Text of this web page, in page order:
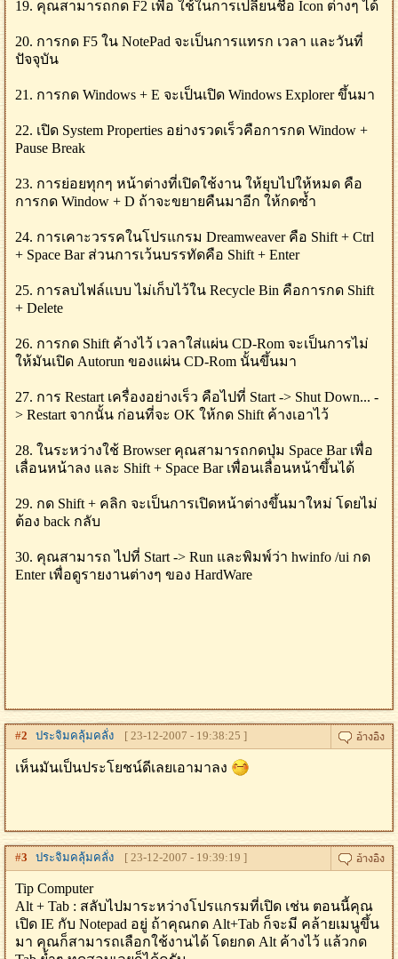
19. คุณสามารถกด F2 เพื่อ ใช้ในการเปลี่ยนชื่อ Icon ต่างๆ ได้
20. การกด F5 ใน NotePad จะเป็นการแทรก เวลา และวันที่
ปัจจุบัน
21. การกด Windows + E จะเป็นเปิด Windows Explorer ขึ้นมา
22. เปิด System Properties อย่างรวดเร็วคือการกด Window +
Pause Break
23. การย่อยทุกๆ หน้าต่างที่เปิดใช้งาน ให้ยุบไปให้หมด คือ
การกด Window + D ถ้าจะขยายคืนมาอีก ให้กดซ้ำ
24. การเคาะวรรคในโปรแกรม Dreamweaver คือ Shift + Ctrl
+ Space Bar ส่วนการเว้นบรรทัดคือ Shift + Enter
25. การลบไฟล์แบบ ไม่เก็บไว้ใน Recycle Bin คือการกด Shift
+ Delete
26. การกด Shift ค้างไว้ เวลาใส่แผ่น CD-Rom จะเป็นการไม่
ให้มันเปิด Autorun ของแผ่น CD-Rom นั้นขึ้นมา
27. การ Restart เครื่องอย่างเร็ว คือไปที่ Start -> Shut Down... -
> Restart จากนั้น ก่อนที่จะ OK ให้กด Shift ค้างเอาไว้
28. ในระหว่างใช้ Browser คุณสามารถกดปุ่ม Space Bar เพื่อ
เลื่อนหน้าลง และ Shift + Space Bar เพื่อนเลื่อนหน้าขึ้นได้
29. กด Shift + คลิก จะเป็นการเปิดหน้าต่างขึ้นมาใหม่ โดยไม่
ต้อง back กลับ
30. คุณสามารถ ไปที่ Start -> Run และพิมพ์ว่า hwinfo /ui กด
Enter เพื่อดูรายงานต่างๆ ของ HardWare
#2 ประจิมคลุ้มคลั่ง [ 23-12-2007 - 19:38:25 ]
เห็นมันเป็นประโยชน์ดีเลยเอามาลง
#3 ประจิมคลุ้มคลั่ง [ 23-12-2007 - 19:39:19 ]
Tip Computer
Alt + Tab : สลับไปมาระหว่างโปรแกรมที่เปิด เช่น ตอนนี้คุณ
เปิด IE กับ Notepad อยู่ ถ้าคุณกด Alt+Tab ก็จะมี คล้ายเมนูขึ้น
มา คุณก็สามารถเลือกใช้งานได้ โดยกด Alt ค้างไว้ แล้วกด